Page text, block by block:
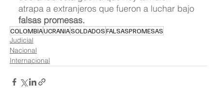
atrapa a extranjeros que fueron a luchar bajo
falsas promesas.
COLOMBIAUCRANIASOLDADOSFALSASPROMESAS
Judicial
Nacional
Internacional